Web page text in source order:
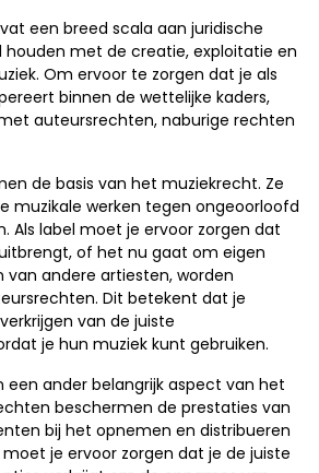
een breed scala aan juridische
houden met de creatie, exploitatie en
Om ervoor te zorgen dat je als
binnen de wettelijke kaders,
auteursrechten, naburige rechten
de basis van het muziekrecht. Ze
muzikale werken tegen ongeoorloofd
Als label moet je ervoor zorgen dat
of het nu gaat om eigen
van andere artiesten, worden
Dit betekent dat je
van de juiste
je hun muziek kunt gebruiken.
een ander belangrijk aspect van het
beschermen de prestaties van
bij het opnemen en distribueren
moet je ervoor zorgen dat je de juiste